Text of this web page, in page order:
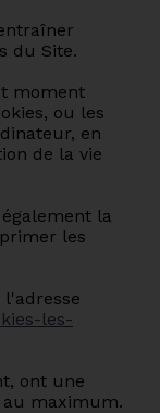
du Site.
moment
ou les
en
de la vie
la
les
l'adresse
les-
ont une
au maximum.